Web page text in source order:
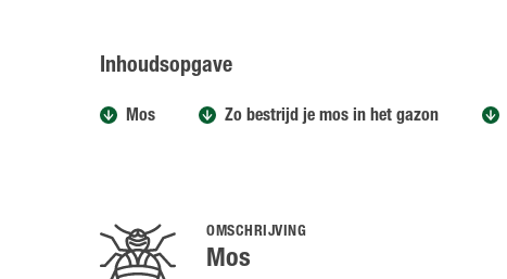
Inhoudsopgave
Mos Zo bestrijd je mos in het gazon
OMSCHRIJVING
Mos